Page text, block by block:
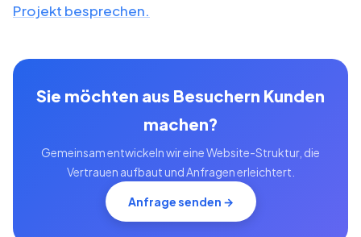
Projekt besprechen.
Sie möchten aus Besuchern Kunden
machen?
Gemeinsam entwickeln wir eine Website-Struktur, die
Vertrauen aufbaut und Anfragen erleichtert.
Anfrage senden →